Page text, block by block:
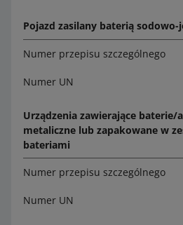
Pojazd zasilany baterią sodowo-
Numer przepisu szczególnego
Numer UN
Urządzenia zawierające
metaliczne lub zapakowane w
bateriami
Numer przepisu szczególnego
Numer UN